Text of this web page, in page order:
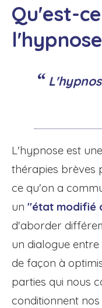
Qu'est-
L'hypnose est
thérapies brèves
ce qu'on a
un "état modifié
d'aborder
un dialogue
de façon à
parties qui nous
conditionnent